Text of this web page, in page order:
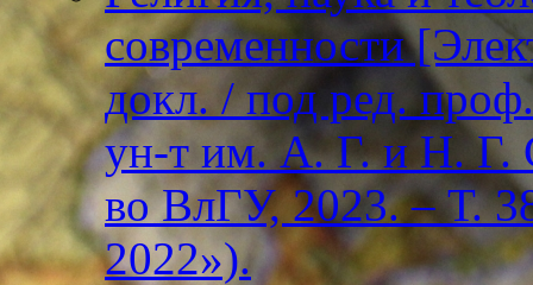
современности
докл. / под ред.
ун-т им. А. Г. и Н. Г.
во ВлГУ, 2023. – Т.
2022»).